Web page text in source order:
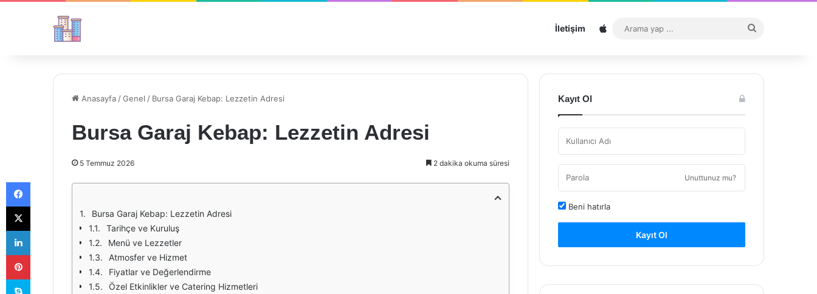
İletişim Sitemap
...
Anasayfa /Genel / Bursa Garaj Kebap: Lezzetin Adresi
Bursa Garaj Kebap: Lezzetin Adresi
5 Temmuz 2026 2 dakika okuma süresi
Bursa Garaj Kebap: Lezzetin Adresi
Tarihçe ve Kuruluş
Menü ve Lezzetler
Atmosfer ve Hizmet
Fiyatlar ve Değerlendirme
Özel Etkinlikler ve Catering Hizmetleri
Kayıt Ol
Unuttunuz mu?
Beni hatırla
Kayıt Ol
Facebook
X
LinkedIn
Pinterest
Skype